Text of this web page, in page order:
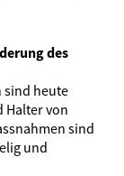
des
sind heute
Halter von
sind
und